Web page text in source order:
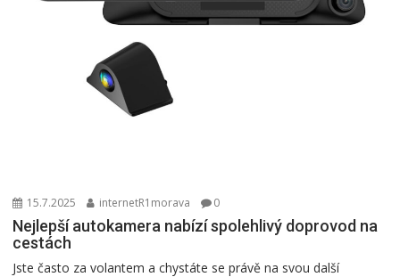
15.7.2025 internetR1morava 0
Nejlepší autokamera nabízí spolehlivý doprovod na
cestách
Jste často za volantem a chystáte se právě na svou další